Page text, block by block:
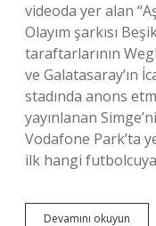
videoda yer alan
Olayım şarkısı
taraftarlarının
ve Galatasaray’ın
stadında anons
yayınlanan
Vodafone Park’ta
ilk hangi
Devamını okuyun